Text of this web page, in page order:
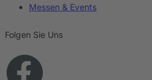
Messen & Events
Folgen Sie Uns